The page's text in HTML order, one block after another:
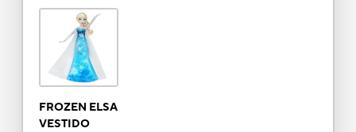
FROZEN ELSA
VESTIDO